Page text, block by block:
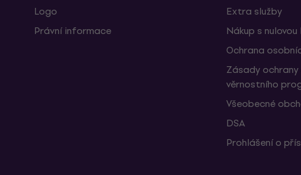
Logo
Právní informace
Extra služby
Nákup s nulovou
Ochrana
Zásady
věrnostního
Všeobecné
DSA
Prohlášení o